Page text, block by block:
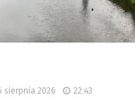
sierpnia 2026 22:43